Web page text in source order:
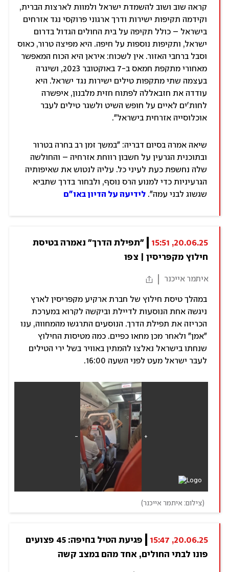
קראה שוב ושוב להשמדת ישראל ולמוות לארצות הברית,
וקידמה תקיפות ישירות ודרך ארגוני פרוקסי נגד אזרחים
בישראל – כולל תקיפה על בית החולים הגדול בדרום
ישראל, ותקיפות נוספות על חיפה. היא מפיצה טרור, כאוס
וסבל ברחבי האזור. אין לשכוח: איראן היא הכוח המאפשר
מאחורי מתקפת חמאס ב-7 באוקטובר 2023, ושיגרה
בעצמה שתי מתקפות טילים ישירות נגד ישראל. היא
עודדה את חזבאללה לפתוח חזית מלבנון, איפשרה
לחות'ים לאיים על חופש השיט ולשגר טילים לעבר
אוכלוסייה אזרחית בישראל".
שיאה אמרה בסיום דבריה: "במשך זמן רב בחרה בטרור
ובתוכנית הגרעין על חשבון רווחת אזרחיה – והחולשה
שלה נחשפת כעת לעיני כל. עליה לנטוש את שאיפותיה
הגרעיניות כדי למנוע הרס נוסף, ולבחור בדרך שתביא
שגשוג לבני עמה". לידיעה על הדיון באו"ם
20.06.25, 15:51
חילוץ מקפריסין | צפו
איתמר אייכנר
במהלך טיסת חילוץ של חברת ארקיע מקפריסין לארץ
ניגשה אחת הנוסעות לדיילת וביקשה לקרוא במערכת
הכריזה את תפילת הדרך. הנוסעים התרגשו מהמחווה, ענו
"אמן" ולאחר מכן מחאו כפיים. כמה מטיסות החילוץ
שנחתו בישראל נאלצו להמתין באוויר בשל ירי הטילים
לעבר ישראל מעט לפני השעה 16:00.
(צילום: איתמר אייכנר)
20.06.25, 15:47
פונו לבתי החולים, אחד מהם במצב קשה